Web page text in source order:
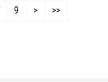
9 > >>